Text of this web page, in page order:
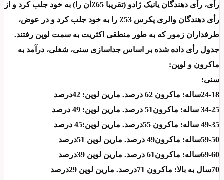
رأی، رأی دهندگان یانیک ژادو (تقریبا 65٪آن را) به خود جلب کرد و از
رأی دهندگان والری پکرس 53٪ را به خود جلب کرد و در عوض،
طرفداران زمور که به طور منطقی اکثریت به سمت لوپن رفتند.
جدول رأی داده شده بر اساس جداسازی سنی، شغلی، درآمد به
ماکرون و لوپن:
سنی:
24-18ساله: ماکرون 62 درصد. مارین لوپن: 42درصد
34-25 ساله: ماکرون51 درصد. مارین لوپن: 49 درصد
49-35 ساله: ماکرون 55درصد. مارین لوپن:45 درصد
59-50ساله: ماکرون49 درصد. مارین لوپن 51درصد
69-60ساله: ماکرون61 درصد. مارین لوپن 39درصد
70سال به بالا: ماکرون 71درصد. مارین لوپن 29درصد